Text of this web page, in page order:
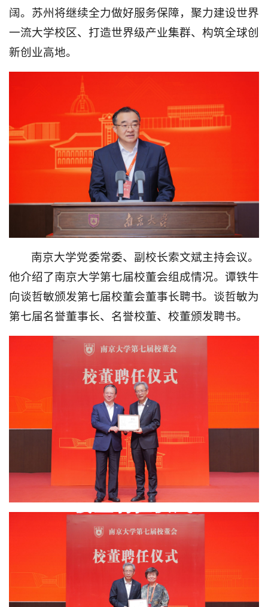
阔。苏州将继续全力做好服务保障，聚力建设世界
一流大学校区、打造世界级产业集群、构筑全球创
新创业高地。
南京大学党委常委、副校长索文斌主持会议。
他介绍了南京大学第七届校董会组成情况。谭铁牛
向谈哲敏颁发第七届校董会董事长聘书。谈哲敏为
第七届名誉董事长、名誉校董、校董颁发聘书。